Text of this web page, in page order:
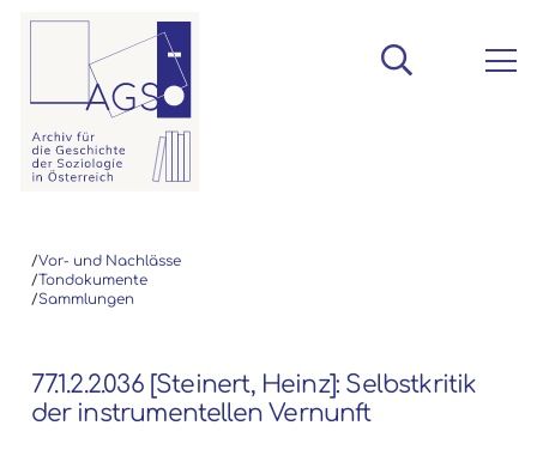
/Vor- und Nachlässe
/Tondokumente
/Sammlungen
77.1.2.2.036 [Steinert, Heinz]: Selbstkritik
der instrumentellen Vernunft